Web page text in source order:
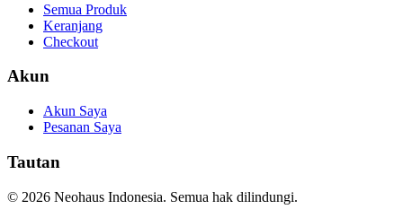
Semua Produk
Keranjang
Checkout
Akun
Akun Saya
Pesanan Saya
Tautan
© 2026 Neohaus Indonesia. Semua hak dilindungi.